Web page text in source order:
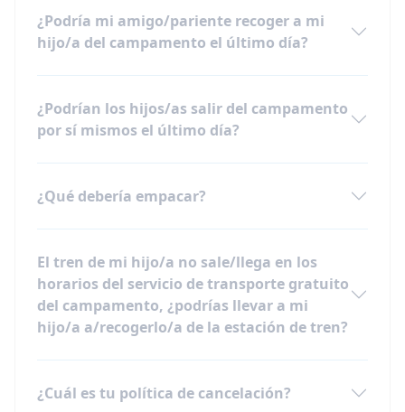
¿Podría mi amigo/pariente recoger a mi
hijo/a del campamento el último día?
¿Podrían los hijos/as salir del campamento
por sí mismos el último día?
¿Qué debería empacar?
El tren de mi hijo/a no sale/llega en los
horarios del servicio de transporte gratuito
del campamento, ¿podrías llevar a mi
hijo/a a/recogerlo/a de la estación de tren?
¿Cuál es tu política de cancelación?